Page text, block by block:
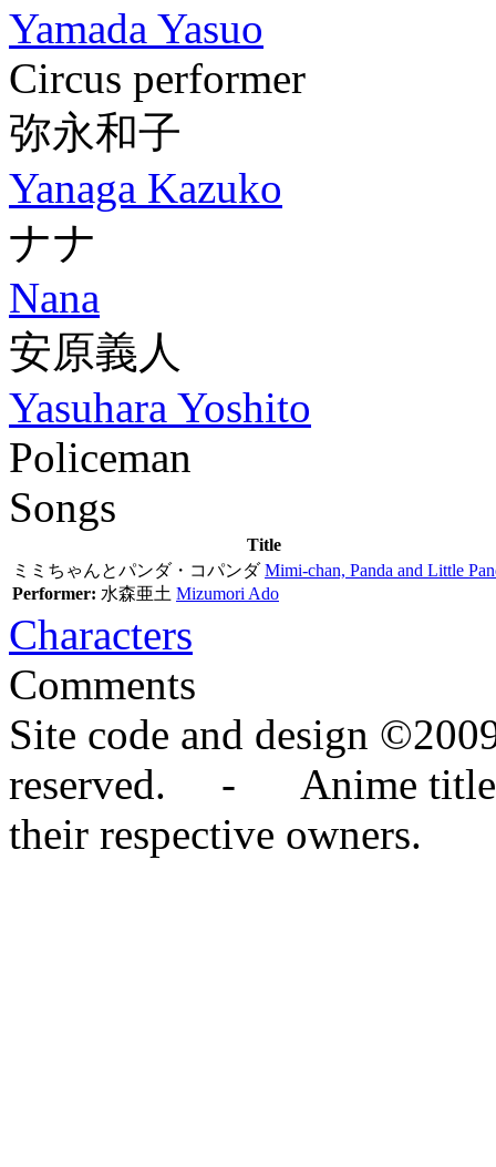
Yamada Yasuo
Circus performer
弥永和子
Yanaga Kazuko
ナナ
Nana
安原義人
Yasuhara Yoshito
Policeman
Songs
Title
ミミちゃんとパンダ・コパンダ Mimi-chan, Panda and Little
Performer: 水森亜土 Mizumori Ado
Characters
Comments
Site code and design
reserved. - Anime titles,
their respective owners.